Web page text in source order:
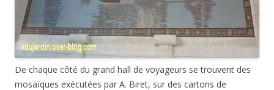
De chaque côté du grand hall de voyageurs se trouvent des
mosaïques exécutées par A. Biret, sur des cartons de